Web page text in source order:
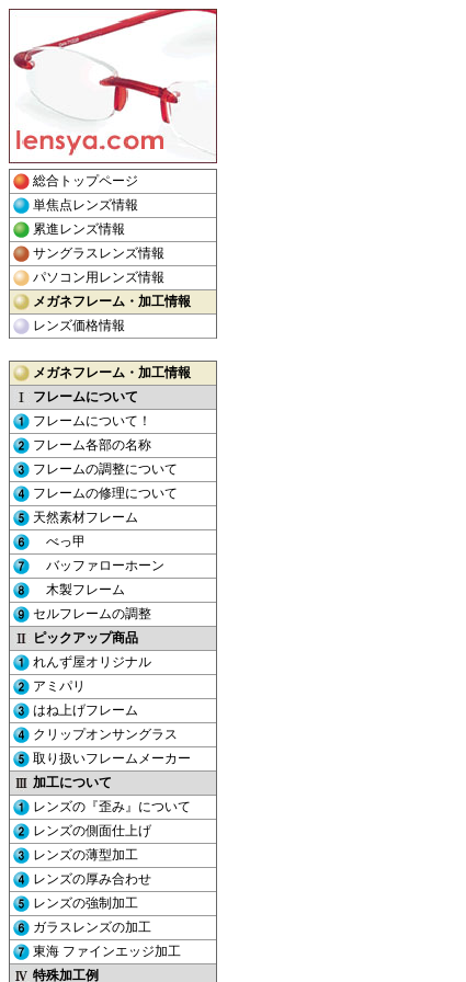
総合トップページ
単焦点レンズ情報
累進レンズ情報
サングラスレンズ情報
パソコン用レンズ情報
メガネフレーム・加工情報
レンズ価格情報
メガネフレーム・加工情報
フレームについて
フレームについて！
フレーム各部の名称
フレームの調整について
フレームの修理について
天然素材フレーム
べっ甲
バッファローホーン
木製フレーム
セルフレームの調整
ピックアップ商品
れんず屋オリジナル
アミパリ
はね上げフレーム
クリップオンサングラス
取り扱いフレームメーカー
加工について
レンズの『歪み』について
レンズの側面仕上げ
レンズの薄型加工
レンズの厚み合わせ
レンズの強制加工
ガラスレンズの加工
東海 ファインエッジ加工
特殊加工例